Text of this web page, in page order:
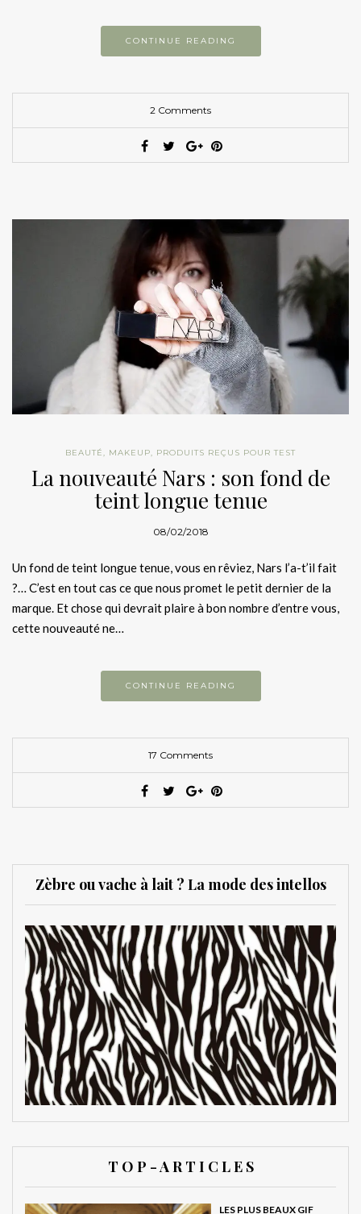
CONTINUE READING
2 Comments
BEAUTÉ, MAKEUP, PRODUITS REÇUS POUR TEST
La nouveauté Nars : son fond de
teint longue tenue
08/02/2018
Un fond de teint longue tenue, vous en rêviez, Nars l’a-t’il fait
?… C’est en tout cas ce que nous promet le petit dernier de la
marque. Et chose qui devrait plaire à bon nombre d’entre vous,
cette nouveauté ne…
CONTINUE READING
17 Comments
Zèbre ou vache à lait ? La mode des intellos
T O P - A R T I C L E S
LES PLUS BEAUX GIF